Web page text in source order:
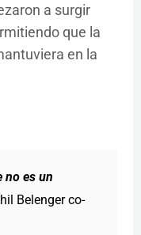
a surgir
que la
en la
no es un
Belenger co-